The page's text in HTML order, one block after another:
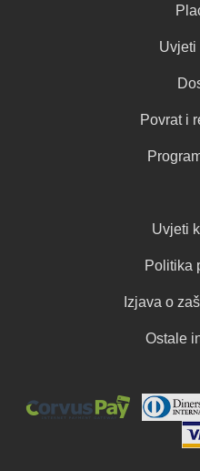
Uvjeti
Povrat i
Uvjeti
Politika
Izjava o
Ostale